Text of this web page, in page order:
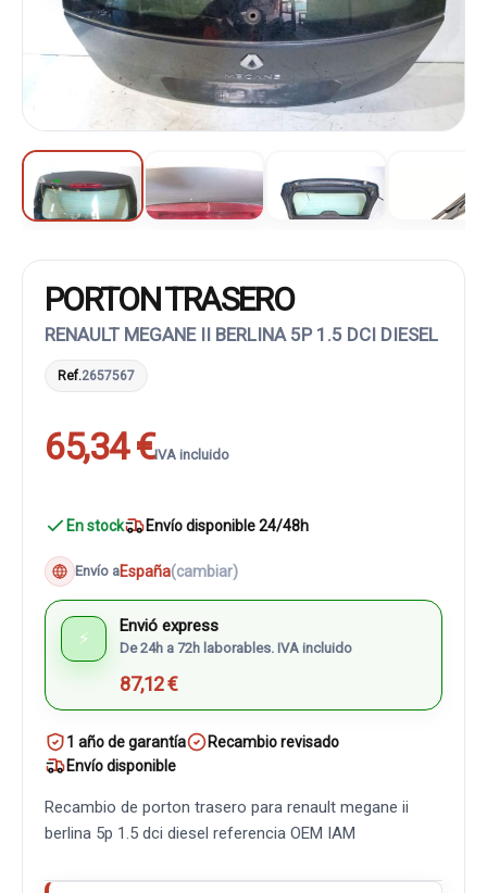
PORTON TRASERO
RENAULT MEGANE II BERLINA 5P 1.5 DCI DIESEL
Ref.2657567
65,34 €IVA incluido
En stock Envío disponible 24/48h
Envío aEspaña(cambiar)
⚡
Envió express
De 24h a 72h laborables. IVA incluido
87,12 €
1 año de garantía
Recambio revisado
Envío disponible
Recambio de porton trasero para renault megane ii
berlina 5p 1.5 dci diesel referencia OEM IAM